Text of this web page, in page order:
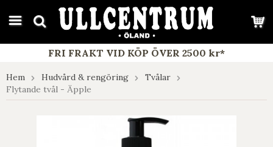
google-site-verification: google7e4b1026db5d9f32.html
FRI FRAKT VID KÖP ÖVER 2500 kr*
Hem Hudvård & rengöring
Tvålar
Flytande tvål - Äpple